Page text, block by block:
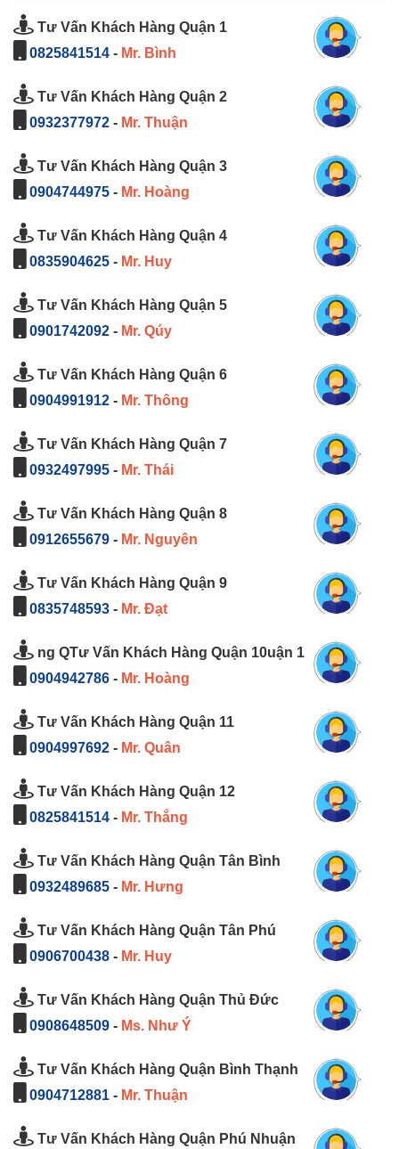
Tư Vấn Khách Hàng Quận 1
0825841514 - Mr. Bình
Tư Vấn Khách Hàng Quận 2
0932377972 - Mr. Thuận
Tư Vấn Khách Hàng Quận 3
0904744975 - Mr. Hoàng
Tư Vấn Khách Hàng Quận 4
0835904625 - Mr. Huy
Tư Vấn Khách Hàng Quận 5
0901742092 - Mr. Qúy
Tư Vấn Khách Hàng Quận 6
0904991912 - Mr. Thông
Tư Vấn Khách Hàng Quận 7
0932497995 - Mr. Thái
Tư Vấn Khách Hàng Quận 8
0912655679 - Mr. Nguyên
Tư Vấn Khách Hàng Quận 9
0835748593 - Mr. Đạt
ng QTư Vấn Khách Hàng Quận 10uận 1
0904942786 - Mr. Hoàng
Tư Vấn Khách Hàng Quận 11
0904997692 - Mr. Quân
Tư Vấn Khách Hàng Quận 12
0825841514 - Mr. Thắng
Tư Vấn Khách Hàng Quận Tân Bình
0932489685 - Mr. Hưng
Tư Vấn Khách Hàng Quận Tân Phú
0906700438 - Mr. Huy
Tư Vấn Khách Hàng Quận Thủ Đức
0908648509 - Ms. Như Ý
Tư Vấn Khách Hàng Quận Bình Thạnh
0904712881 - Mr. Thuận
Tư Vấn Khách Hàng Quận Phú Nhuận